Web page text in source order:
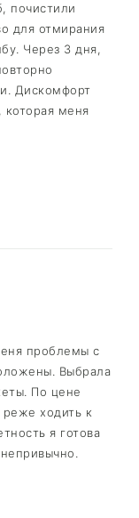
почистили
для отмирания
Через 3 дня,
Дискомфорт
меня
проблемы с
Выбрала
По цене
ходить к
я готова